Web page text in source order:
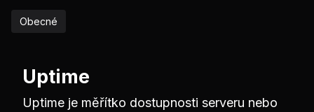
Obecné
Uptime
Uptime je měřítko dostupnosti serveru nebo